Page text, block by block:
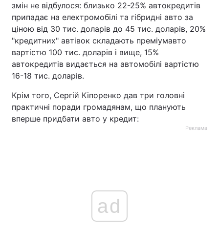
змін не відбулося: близько 22-25% автокредитів
припадає на електромобілі та гібридні авто за
ціною від 30 тис. доларів до 45 тис. доларів, 20%
"кредитних" автівок складають преміумавто
вартістю 100 тис. доларів і вище, 15%
автокредитів видається на автомобілі вартістю
16-18 тис. доларів.
Крім того, Сергій Кіпоренко дав три головні
практичні поради громадянам, що планують
вперше придбати авто у кредит:
Реклама
ad